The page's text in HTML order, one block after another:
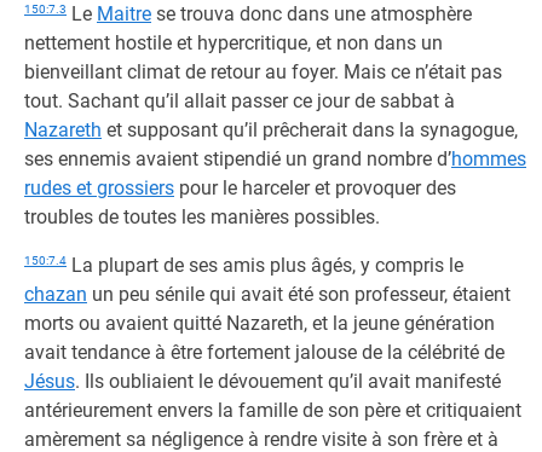
150:7.3 Le Maitre se trouva donc dans une atmosphère
nettement hostile et hypercritique, et non dans un
bienveillant climat de retour au foyer. Mais ce n’était pas
tout. Sachant qu’il allait passer ce jour de sabbat à
Nazareth et supposant qu’il prêcherait dans la synagogue,
ses ennemis avaient stipendié un grand nombre d’hommes
rudes et grossiers pour le harceler et provoquer des
troubles de toutes les manières possibles.
150:7.4 La plupart de ses amis plus âgés, y compris le
chazan un peu sénile qui avait été son professeur, étaient
morts ou avaient quitté Nazareth, et la jeune génération
avait tendance à être fortement jalouse de la célébrité de
Jésus. Ils oubliaient le dévouement qu’il avait manifesté
antérieurement envers la famille de son père et critiquaient
amèrement sa négligence à rendre visite à son frère et à